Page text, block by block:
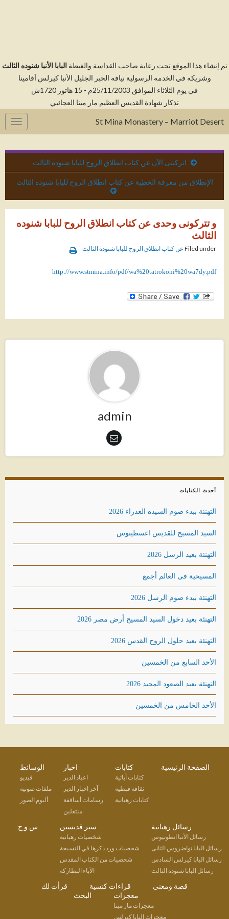
إنشاء هذا الموقع تحت رعاية صاحب القداسة والغبطةالبابا الأنبا شنوده الثالث
وشريكه في الخدمه الرسولية نيافه الحبر الجليل الأنبا كيرلس آفامينا
في يوم الثلاثاء الموافق 25/11/2003م - 15 هاتور 1720ش
تذكار شهادة القديس العظيم مار مينا العجائبي
St Mina Monastery – Marriot Desert
اتركينى الآن عن كتاب انطلاق الروح للبابا شنوده الثالث
الإنطلاق من معرفة الخطية عن كتاب انطلاق الروح للبابا شنوده الثالث
و تتركونى وحدى عن كتاب انطلاق الروح للبابا شنوده
الثالث
Filed underعن كتاب انطلاق الروح للبابا شنوده الثالث
http://www.stmina.info/pdf/wa%20tatrokoni%20wa7dy.pdf
admin
أحدث الكتابات
التهنئة ببدء صوم السيده العذراء 2026
السيد المسيح للقديس اغسطينوس
التهنئة بعيد الرسل 2026
المسيحية فى العالم أجمع
التهنئة ببدء صوم الرسل 2026
التهنئة بعيد دخول السيد المسيح أرض مصر 2026
التهنئة بعيد حلول الروح القدس 2026
الأحد السابع من الخمسين
التهنئة بعيد الصعود المجيد 2026
الأحد الخامس من الخمسين
الصفحة الرئيسية كتابات
كتابات آبائية
ثقافة قبطية
كتابات رهبانية
اخبار
اعياد الدير
آخر اخبار الدير
رسامات أساقفة
منتقلين
الوسائط
فيديو
ملفات صوتية
ألبوم الصور
رسائل رهبانية
رسائل الأنبا انطونيوس
رسائل البابا تواضروس الثانى
رسائل البابا كيرلس السادس
رسائل البابا شنوده الثالث
سير قديسين
شخصيات رهبانية
شخصيات ورد ذكرها في التسبحة
شخصيات من الكتاب المقدس
الآباء البطاركة
س و ج
قصة ومعنى قراءات كنسية
قرأت لك
معجزات
معجزات مار مينا
معجزات البابا كيرلس
البحث